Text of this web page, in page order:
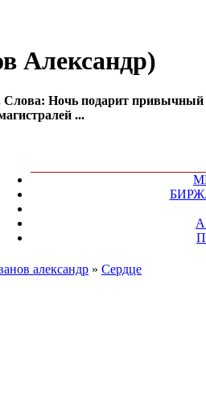
Александр)
Слова: Ночь подарит
...
александр » Сердце